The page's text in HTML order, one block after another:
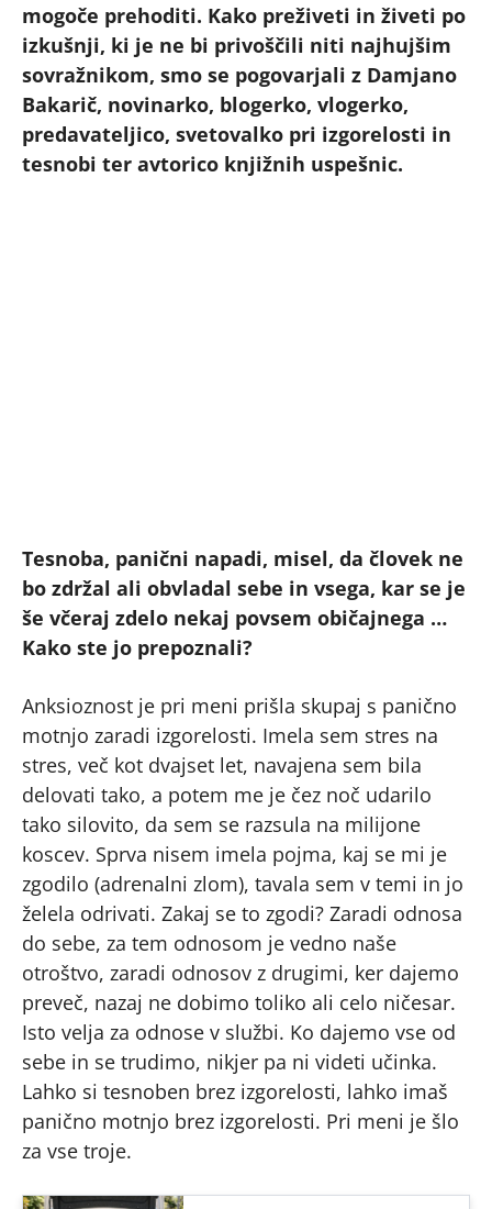
mogoče prehoditi. Kako preživeti in živeti po
izkušnji, ki je ne bi privoščili niti najhujšim
sovražnikom, smo se pogovarjali z Damjano
Bakarič, novinarko, blogerko, vlogerko,
predavateljico, svetovalko pri izgorelosti in
tesnobi ter avtorico knjižnih uspešnic.
Tesnoba, panični napadi, misel, da človek ne
bo zdržal ali obvladal sebe in vsega, kar se je
še včeraj zdelo nekaj povsem običajnega …
Kako ste jo prepoznali?
Anksioznost je pri meni prišla skupaj s panično
motnjo zaradi izgorelosti. Imela sem stres na
stres, več kot dvajset let, navajena sem bila
delovati tako, a potem me je čez noč udarilo
tako silovito, da sem se razsula na milijone
koscev. Sprva nisem imela pojma, kaj se mi je
zgodilo (adrenalni zlom), tavala sem v temi in jo
želela odrivati. Zakaj se to zgodi? Zaradi odnosa
do sebe, za tem odnosom je vedno naše
otroštvo, zaradi odnosov z drugimi, ker dajemo
preveč, nazaj ne dobimo toliko ali celo ničesar.
Isto velja za odnose v službi. Ko dajemo vse od
sebe in se trudimo, nikjer pa ni videti učinka.
Lahko si tesnoben brez izgorelosti, lahko imaš
panično motnjo brez izgorelosti. Pri meni je šlo
za vse troje.